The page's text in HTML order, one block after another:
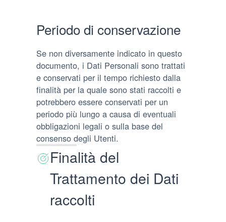
Periodo di conservazione
Se non diversamente indicato in questo
documento, i Dati Personali sono trattati
e conservati per il tempo richiesto dalla
finalità per la quale sono stati raccolti e
potrebbero essere conservati per un
periodo più lungo a causa di eventuali
obbligazioni legali o sulla base del
consenso degli Utenti.
Finalità del
Trattamento dei Dati
raccolti